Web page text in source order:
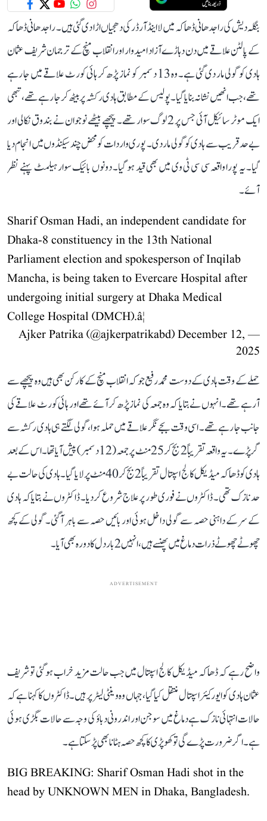
بنگلہ دیش کی راجدھانی ڈھاکہ میں لا اینڈ آرڈر کی دھجیاں اڑا دی گئی ہیں۔ راجدھانی ڈھاکہ
کے پالٹن علاقے میں دن دہاڑے آزاد امیدوار اور انقلاب منچ کے ترجمان شریف عثمان
ہادی کو گولی مار دی گئی ہے۔ وہ 13 دسمبر کو نماز پڑھ کر ہائی کورٹ علاقے میں جا رہے
تھے، جب انھیں نشانہ بنایا گیا۔ پولیس کے مطابق ہادی رکشہ پر بیٹھ کر جا رہے تھے، تبھی
ایک موٹر سائیکل آئی جس پر 2 لوگ سوار تھے۔ پیچھے بیٹھے نوجوان نے بندوق نکالی اور
بے حد قریب سے ہادی کو گولی مار دی۔ پوری واردات کو محض چند سیکنڈوں میں انجام دیا
گیا۔ یہ پورا واقعہ سی سی ٹی وی میں بھی قید ہو گیا۔ دونوں بائیک سوار ہیلمٹ پہنے نظر
آئے۔
Sharif Osman Hadi, an independent candidate for
Dhaka-8 constituency in the 13th National
Parliament election and spokesperson of Inqilab
Mancha, is being taken to Evercare Hospital after
undergoing initial surgery at Dhaka Medical
College Hospital (DMCH).â¦
— Ajker Patrika (@ajkerpatrikabd)
December 12,
2025
حملے کے وقت ہادی کے دوست محمد رفیع جو کہ انقلاب منچ کے کارکن بھی ہیں وہ پیچھے سے
آ رہے تھے۔ انہوں نے بتایا کہ وہ جمعہ کی نماز پڑھ کر آئے تھے اور ہائی کورٹ علاقے کی
جانب جا رہے تھے۔ اسی وقت بجے نگر علاقے میں حملہ ہوا، گولی لگتے ہی ہادی رکشہ سے
گر پڑے۔ یہ واقعہ تقریباً 2 بج کر 25 منٹ پر جمعہ (12 دسمبر) پیش آیا تھا۔ اس کے بعد
ہادی کو ڈھاکہ میڈیکل کالج اسپتال تقریباً 2 بج کر 40 منٹ پر لایا گیا۔ ہادی کی حالت بے
حد نازک تھی۔ ڈاکٹروں نے فوری طور پر علاج شروع کر دیا۔ ڈاکٹروں نے بتایا کہ ہادی
کے سر کے داہنی حصہ سے گولی داخل ہوئی اور بائیں حصہ سے باہر آ گئی۔ گولی کے کچھ
چھوٹے چھوٹے ذرات دماغ میں پھنسے ہیں، انہیں 2 بار دل کا دورہ بھی آیا۔
ADVERTISEMENT
واضح رہے کہ ڈھاکہ میڈیکل کالج اسپتال میں جب حالت مزید خراب ہو گئی تو شریف
عثمان ہادی کو ایور کیئر اسپتال منتقل کیا گیا، جہاں وہ وینٹی لیٹر پر ہیں۔ ڈاکٹروں کا کہنا ہے کہ
حالات انتہائی نازک ہے دماغ میں سوجن اور اندرونی دباؤ کی وجہ سے حالات بگڑی ہوئی
ہے۔ اگر ضرورت پڑے گی تو کھوپڑی کا کچھ حصہ ہٹانا بھی پڑ سکتا ہے۔
BIG BREAKING: Sharif Osman Hadi shot in the
head by UNKNOWN MEN in Dhaka, Bangladesh.